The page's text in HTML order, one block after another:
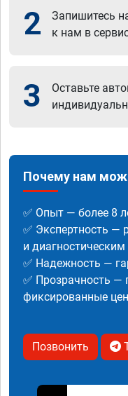
2
Запишитесь
к нам в
3
Оставьте
Почему нам
✅ Опыт — более 8
✅ Экспертность
и
✅ Надежность —
✅ Прозрачность —
фиксированные
Позвонить